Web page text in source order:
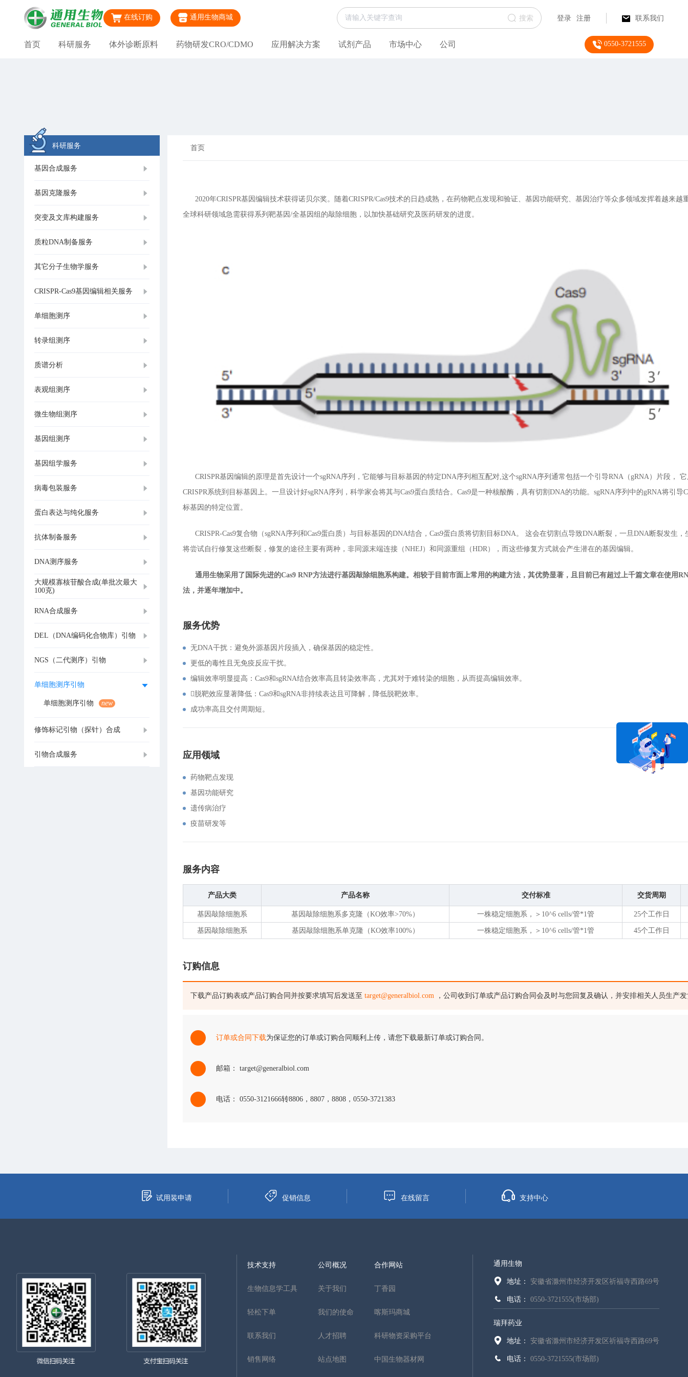
在线订购 通用生物商城 搜索 登录 注册 联系我们
首页 科研服务 体外诊断原料 药物研发CRO/CDMO 应用解决方案 试剂产品 市场中心 公司 0550-3721555
科研服务
基因合成服务
基因克隆服务
突变及文库构建服务
质粒DNA制备服务
其它分子生物学服务
CRISPR-Cas9基因编辑相关服务
单细胞测序
转录组测序
质谱分析
表观组测序
微生物组测序
基因组测序
基因组学服务
病毒包装服务
蛋白表达与纯化服务
抗体制备服务
DNA测序服务
大规模寡核苷酸合成(单批次最大
100克)
RNA合成服务
DEL（DNA编码化合物库）引物
NGS（二代测序）引物
单细胞测序引物
单细胞测序引物 new
修饰标记引物（探针）合成
引物合成服务
首页
2020年CRISPR基因编辑技术获得诺贝尔奖。随着CRISPR/Cas9技术的日趋成熟，在药物靶点发现和验证、基因功能研究、基因治疗等众多领域发挥着越来越
全球科研领域急需获得系列靶基因/全基因组的敲除细胞，以加快基础研究及医药研发的进度。
CRISPR基因编辑的原理是首先设计一个sgRNA序列，它能够与目标基因的特定DNA序列相互配对,这个sgRNA序列通常包括一个引导RNA（gRNA）片段，
CRISPR系统到目标基因上。一旦设计好sgRNA序列，科学家会将其与Cas9蛋白质结合。Cas9是一种核酸酶，具有切割DNA的功能。sgRNA序列中的gRNA将引导
标基因的特定位置。
CRISPR-Cas9复合物（sgRNA序列和Cas9蛋白质）与目标基因的DNA结合，Cas9蛋白质将切割目标DNA。 这会在切割点导致DNA断裂，一旦DNA断裂发生，
将尝试自行修复这些断裂，修复的途径主要有两种，非同源末端连接（NHEJ）和同源重组（HDR），而这些修复方式就会产生潜在的基因编辑。
通用生物采用了国际先进的Cas9 RNP方法进行基因敲除细胞系构建。相较于目前市面上常用的构建方法，其优势显著，且目前已有超过上千篇文章在使用
法，并逐年增加中。
服务优势
无DNA干扰：避免外源基因片段插入，确保基因的稳定性。
更低的毒性且无免疫反应干扰。
编辑效率明显提高：Cas9和sgRNA结合效率高且转染效率高，尤其对于难转染的细胞，从而提高编辑效率。
脱靶效应显著降低：Cas9和sgRNA非持续表达且可降解，降低脱靶效率。
成功率高且交付周期短。
应用领域
药物靶点发现
基因功能研究
遗传病治疗
疫苗研发等
服务内容
产品大类 产品名称 交付标准 交货周期
基因敲除细胞系 基因敲除细胞系多克隆（KO效率>70%） 一株稳定细胞系，＞10^6 cells/管*1管 25个工作日
基因敲除细胞系 基因敲除细胞系单克隆（KO效率100%） 一株稳定细胞系，＞10^6 cells/管*1管 45个工作日
订购信息
下载产品订购表或产品订购合同并按要求填写后发送至 target@generalbiol.com ，公司收到订单或产品订购合同会及时与您回复及确认，并安排相关人员生产
订单或合同下载为保证您的订单或订购合同顺利上传，请您下载最新订单或订购合同。
邮箱： target@generalbiol.com
电话： 0550-3121666转8806，8807，8808，0550-3721383
试用装申请 促销信息 在线留言 支持中心
技术支持
生物信息学工具
轻松下单
联系我们
销售网络
公司概况
关于我们
我们的使命
人才招聘
站点地图
合作网站
丁香园
喀斯玛商城
科研物资采购平台
中国生物器材网
通用生物
地址： 安徽省滁州市经济开发区祈福寺西路69号
电话： 0550-3721555(市场部)
瑞拜药业
地址： 安徽省滁州市经济开发区祈福寺西路69号
电话： 0550-3721555(市场部)